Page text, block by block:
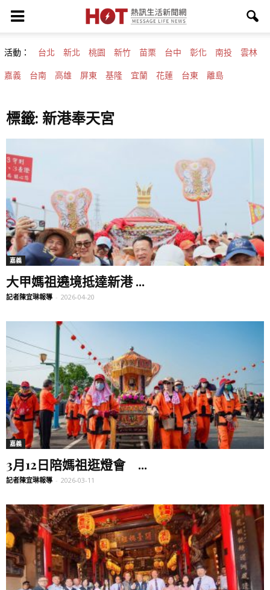
活動： 台北 新北 桃園 新竹 苗栗 台中 彰化 南投 雲林
嘉義 台南 高雄 屏東 基隆 宜蘭 花蓮 台東 離島
標籤: 新港奉天宮
嘉義
大甲媽祖遶境抵達新港 ...
記者陳宜琳報導 - 2026-04-20
嘉義
3月12日陪媽祖逛燈會 ...
記者陳宜琳報導 - 2026-03-11